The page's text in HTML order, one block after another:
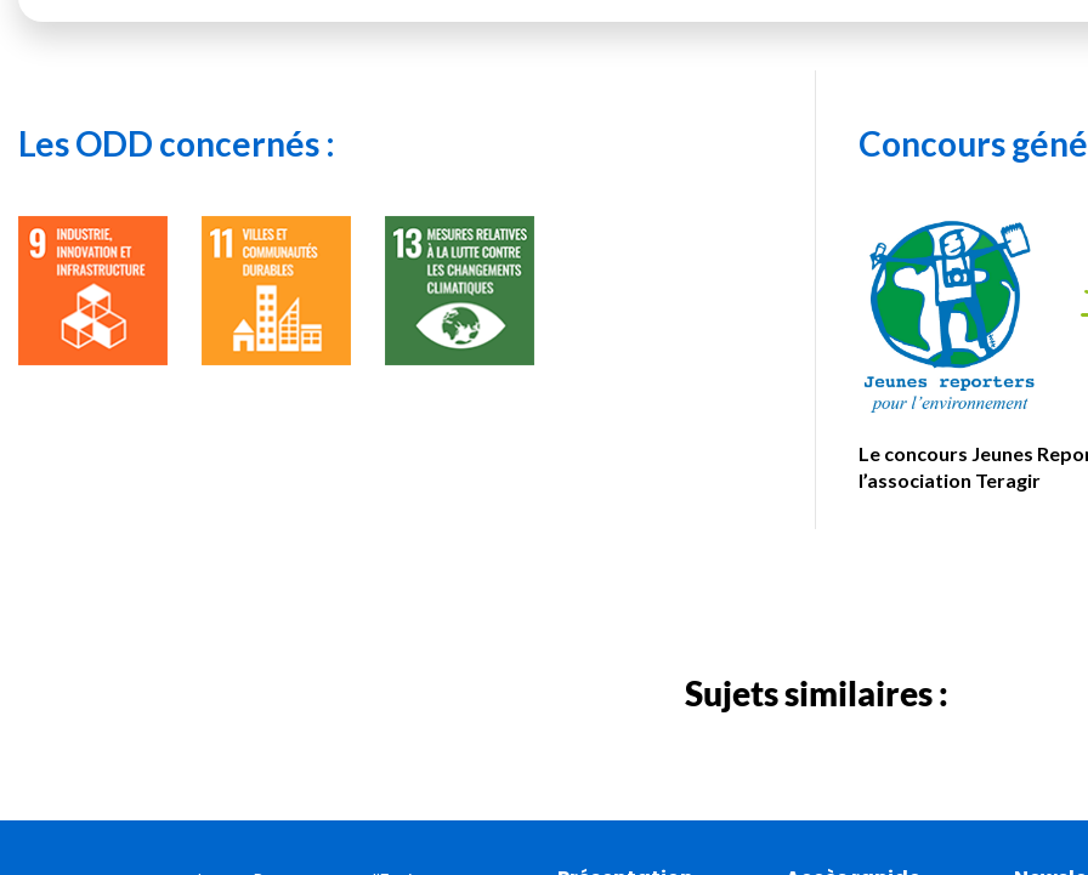
Les ODD concernés : Concours
Le concours Jeunes
l’association Teragir
Sujets similaires :